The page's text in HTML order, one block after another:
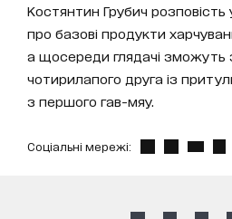
Костянтин Грубич
про базові продукти
а щосереди глядачі зможуть
чотирилапого друга із
з першого гав-мяу.
Соціальні мережі: